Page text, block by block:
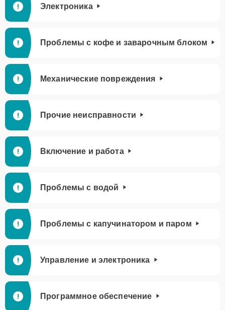
Электроника
Проблемы с кофе и заварочным блоком
Механические повреждения
Прочие неисправности
Включение и работа
Проблемы с водой
Проблемы с капучинатором и паром
Управление и электроника
Программное обеспечение